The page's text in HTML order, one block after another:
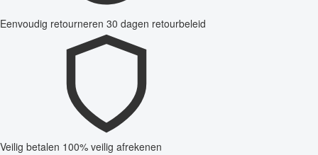
Eenvoudig retourneren 30 dagen retourbeleid
Veilig betalen 100% veilig afrekenen